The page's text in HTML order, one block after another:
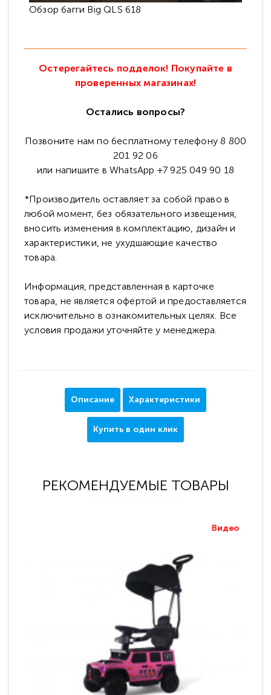
Обзор багги Big QLS 618
Остерегайтесь подделок! Покупайте в
проверенных магазинах!
Остались вопросы?
Позвоните нам по бесплатному телефону 8 800
201 92 06
или напишите в WhatsApp +7 925 049 90 18
*Производитель оставляет за собой право в
любой момент, без обязательного извещения,
вносить изменения в комплектацию, дизайн и
характеристики, не ухудшающие качество
товара.
Информация, представленная в карточке
товара, не является офертой и предоставляется
исключительно в ознакомительных целях. Все
условия продажи уточняйте у менеджера.
Описание Характеристики
Купить в один клик
РЕКОМЕНДУЕМЫЕ ТОВАРЫ
Видео